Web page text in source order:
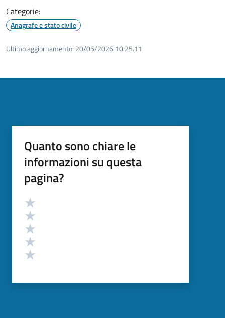
Categorie:
Anagrafe e stato civile
Ultimo aggiornamento: 20/05/2026 10:25.11
Quanto sono chiare le
informazioni su questa
pagina?
Valutazione